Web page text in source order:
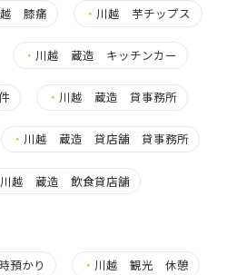
膝痛 ・ 川越 芋チップス
・ 川越 蔵造 キッチンカー
・ 川越 蔵造 貸事務所
・ 川越 蔵造 貸店舗 貸事務所
川越 蔵造 飲食貸店舗
かり ・ 川越 観光 休憩